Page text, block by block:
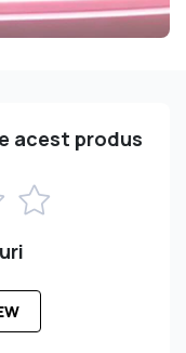
acest produs